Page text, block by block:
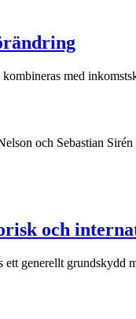
med
och Sebastian
och
generellt grundskydd